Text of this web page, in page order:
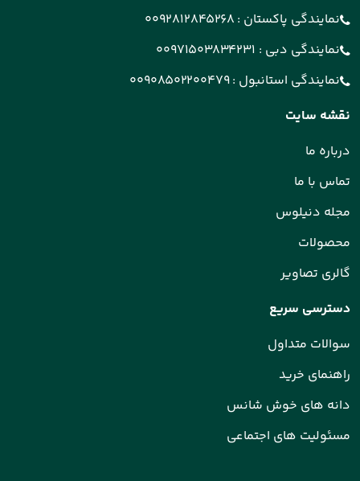
نمایندگی پاکستان : 0092812845268
نمایندگی دبی : 00971503834231
نمایندگی استانبول :00908502200479
نقشه سایت
درباره ما
تماس با ما
مجله دنیلوس
محصولات
گالری تصاویر
دسترسی سریع
سوالات متداول
راهنمای خرید
دانه های خوش شانس
مسئولیت های اجتماعی